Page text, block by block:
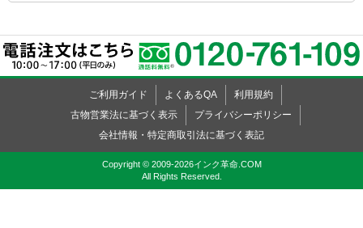
飛び散り
標準カラーサンプル /
互換性テストサンプルを印刷する。
印刷の仕上がりが精細で均一であり、
インクの飛び散りもない。
ご利用ガイド よくあるQA
利用規約
古物営業法に基づく表示
プライバシーポリシー
会社情報・特定商取引法に基づく表記
Copyright © 2009-2026インク革命.COM
All Rights Reserved.